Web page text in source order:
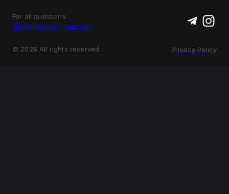
For all questions
@arbihunter_support
© 2026 All rights reserved Privacy Policy